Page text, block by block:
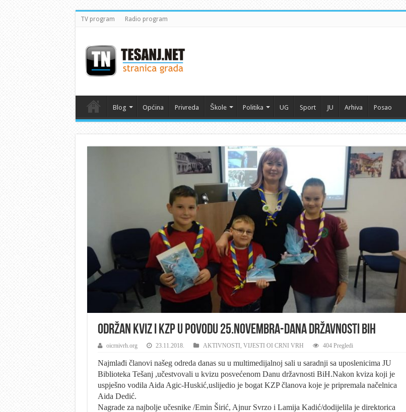
TV program Radio program
Blog Općina Privreda Škole Politika UG Sport JU Arhiva Posao
Održan kviz i KZP u povodu 25.novembra-Dana državnosti BiH
oicrnivrh.org 23.11.2018. AKTIVNOSTI, VIJESTI OI CRNI VRH 404 Pregledi
Najmlađi članovi našeg odreda danas su u multimedijalnoj sali u saradnji sa uposlenicima JU
Biblioteka Tešanj ,učestvovali u kvizu posvećenom Danu državnosti BiH.Nakon kviza koji je
uspješno vodila Aida Agic-Huskić,uslijedio je bogat KZP članova koje je pripremala načelnica
Aida Dedić.
Nagrade za najbolje učesnike /Emin Širić, Ajnur Svrzo i Lamija Kadić/dodijelila je direktorica